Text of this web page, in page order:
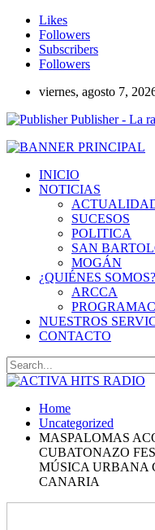
Likes
Followers
Subscribers
Followers
viernes, agosto 7,
Publisher - La
INICIO
NOTICIAS
SUCESOS
POLITICA
SAN
MOGÁN
¿QUIÉNES SOMOS?
ARCCA
NUESTROS
CONTACTO
Home
Uncategorized
MASPALOMAS
CUBATONAZO
MÚSICA URBANA
CANARIA